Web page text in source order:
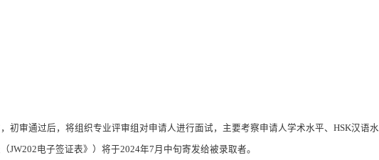
初审通过后，将组织专业评审组对申请人进行面试，主要考察申请人学术水平、 HSK汉语
JW202电子签证表》）将于2024年7月中旬寄发给被录取者。